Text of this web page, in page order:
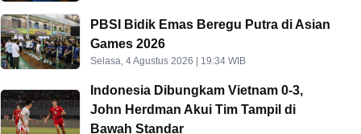
PBSI Bidik Emas Beregu Putra di Asian
Games 2026
Selasa, 4 Agustus 2026 | 19:34 WIB
Indonesia Dibungkam Vietnam 0-3,
John Herdman Akui Tim Tampil di
Bawah Standar